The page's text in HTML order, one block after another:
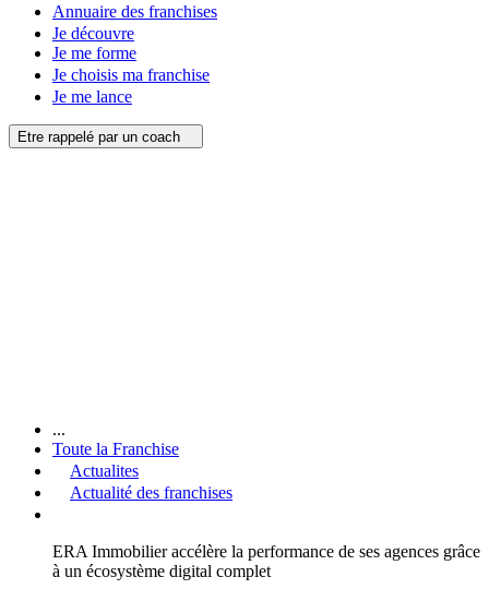
Annuaire des franchises
Je découvre
Je me forme
Je choisis ma franchise
Je me lance
Etre rappelé par un coach
...
Toute la Franchise
Actualites
Actualité des franchises
ERA Immobilier accélère la performance de ses agences grâce
à un écosystème digital complet